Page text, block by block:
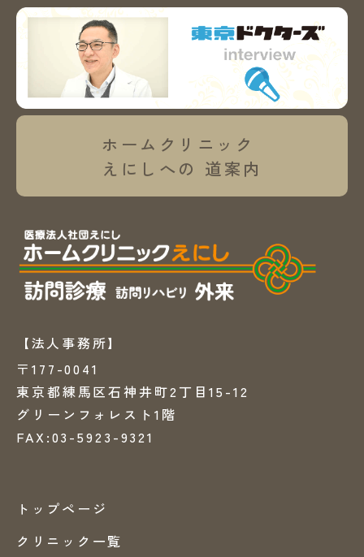
ホームクリニック
えにしへの 道案内
【法人事務所】
〒177-0041
東京都練馬区石神井町2丁目15-12
グリーンフォレスト1階
FAX:03-5923-9321
トップページ
クリニック一覧